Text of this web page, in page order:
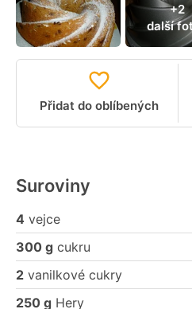
+2
další
Přidat do oblíbených
Suroviny
4 vejce
300 g cukru
2 vanilkové cukry
250 g Hery